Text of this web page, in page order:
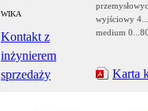
WIKA
Kontakt z
inżynierem
sprzedaży
wyjściowy
medium
Karta